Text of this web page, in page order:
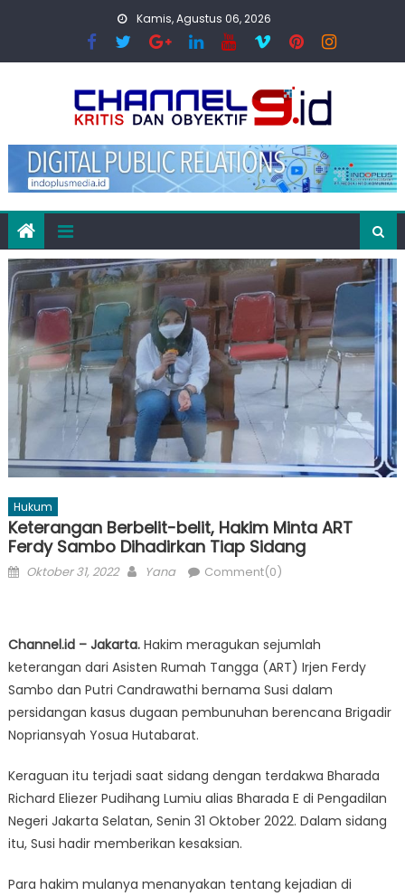
Kamis, Agustus 06, 2026
Hukum
Keterangan Berbelit-belit, Hakim Minta ART
Ferdy Sambo Dihadirkan Tiap Sidang
Posted
Oktober 31, 2022 Author
Yana Comment(0)
Channel.id – Jakarta. Hakim meragukan sejumlah
keterangan dari Asisten Rumah Tangga (ART) Irjen Ferdy
Sambo dan Putri Candrawathi bernama Susi dalam
persidangan kasus dugaan pembunuhan berencana Brigadir
Nopriansyah Yosua Hutabarat.
Keraguan itu terjadi saat sidang dengan terdakwa Bharada
Richard Eliezer Pudihang Lumiu alias Bharada E di Pengadilan
Negeri Jakarta Selatan, Senin 31 Oktober 2022. Dalam sidang
itu, Susi hadir memberikan kesaksian.
Para hakim mulanya menanyakan tentang kejadian di